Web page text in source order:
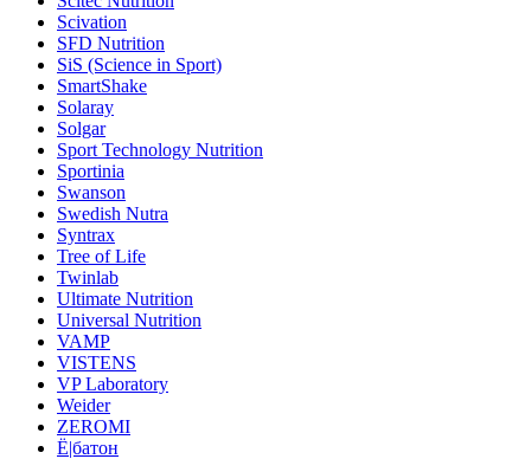
Scivation
SFD Nutrition
SiS (Science in Sport)
SmartShake
Solaray
Solgar
Sport Technology Nutrition
Sportinia
Swanson
Swedish Nutra
Syntrax
Tree of Life
Twinlab
Ultimate Nutrition
Universal Nutrition
VAMP
VISTENS
VP Laboratory
Weider
ZEROMI
Ё|батон